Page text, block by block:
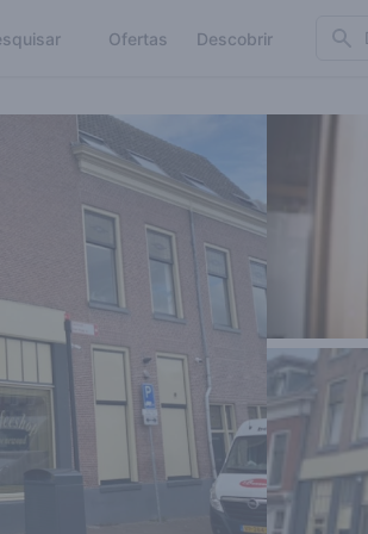
Ofertas Descobrir